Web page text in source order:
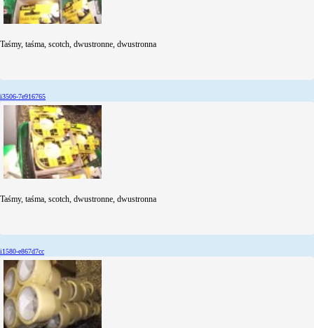
Taśmy, taśma, scotch, dwustronne, dwustronna
i3506-7e916765
Taśmy, taśma, scotch, dwustronne, dwustronna
i1580-e867d7cc